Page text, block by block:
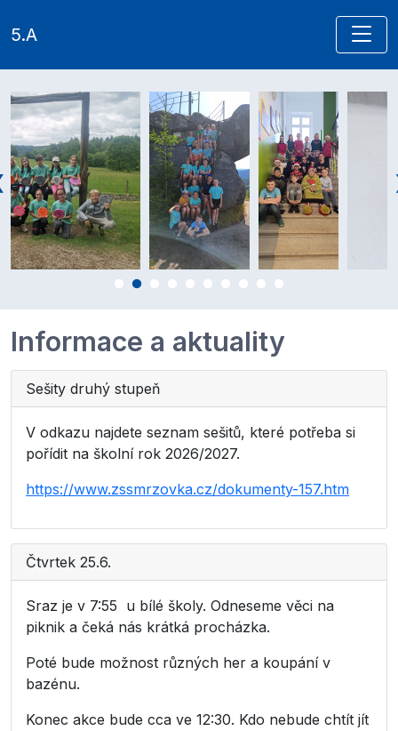
5.A
Informace a aktuality
Sešity druhý stupeň
V odkazu najdete seznam sešitů, které potřeba si
pořídit na školní rok 2026/2027.
https://www.zssmrzovka.cz/dokumenty-157.htm
Čtvrtek 25.6.
Sraz je v 7:55 u bílé školy. Odneseme věci na
piknik a čeká nás krátká procházka.
Poté bude možnost různých her a koupání v
bazénu.
Konec akce bude cca ve 12:30. Kdo nebude chtít jít